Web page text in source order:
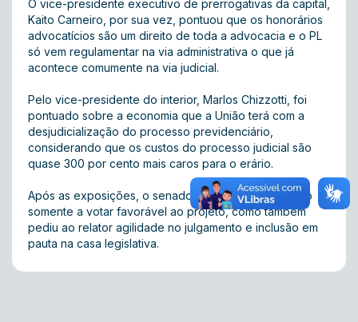
O vice-presidente executivo de prerrogativas da capital,
Kaito Carneiro, por sua vez, pontuou que os honorários
advocatícios são um direito de toda a advocacia e o PL
só vem regulamentar na via administrativa o que já
acontece comumente na via judicial.
Pelo vice-presidente do interior, Marlos Chizzotti, foi
pontuado sobre a economia que a União terá com a
desjudicialização do processo previdenciário,
considerando que os custos do processo judicial são
quase 300 por cento mais caros para o erário.
Após as exposições, o senador se comprometeu não
somente a votar favorável ao projeto, como também
pediu ao relator agilidade no julgamento e inclusão em
pauta na casa legislativa.